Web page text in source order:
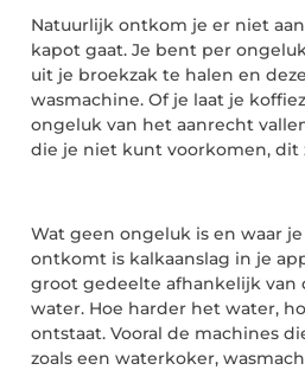
Natuurlijk ontkom je er niet
kapot gaat. Je bent per
uit je broekzak te halen en
wasmachine. Of je laat je
ongeluk van het aanrecht
die je niet kunt voorkomen, dit
Wat geen ongeluk is en waar
ontkomt is kalkaanslag in je
groot gedeelte afhankelijk van
water. Hoe harder het water,
ontstaat. Vooral de machines
zoals een waterkoker,